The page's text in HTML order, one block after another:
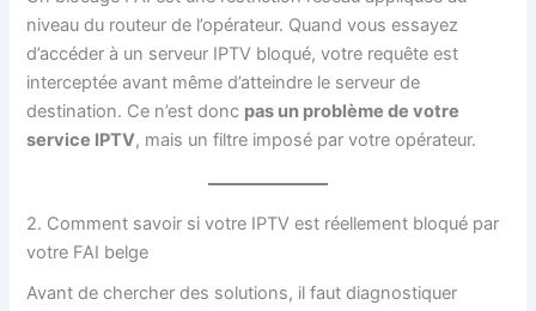
niveau du routeur de l’opérateur. Quand vous essayez
d’accéder à un serveur IPTV bloqué, votre requête est
interceptée avant même d’atteindre le serveur de
destination. Ce n’est donc pas un problème de votre
service IPTV, mais un filtre imposé par votre opérateur.
2. Comment savoir si votre IPTV est réellement bloqué par
votre FAI belge
Avant de chercher des solutions, il faut diagnostiquer